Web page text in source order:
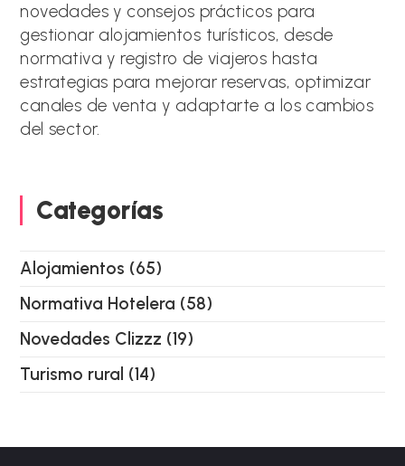
i
v
e
:
novedades y consejos prácticos para
gestionar alojamientos turísticos, desde
normativa y registro de viajeros hasta
estrategias para mejorar reservas, optimizar
canales de venta y adaptarte a los cambios
del sector.
Categorías
Alojamientos (65)
Normativa Hotelera (58)
Novedades Clizzz (19)
Turismo rural (14)